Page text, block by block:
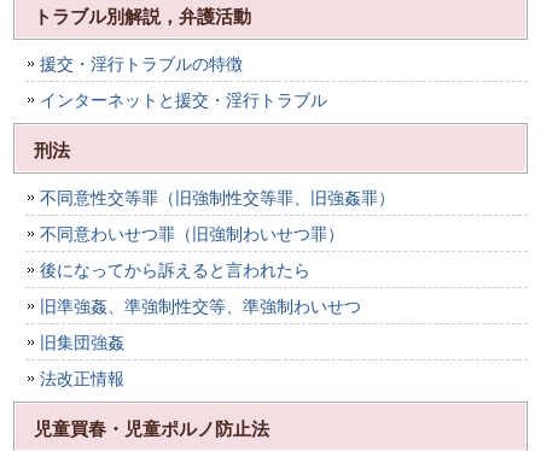
トラブル別解説，弁護活動
援交・淫行トラブルの特徴
インターネットと援交・淫行トラブル
刑法
不同意性交等罪（旧強制性交等罪、旧強姦罪）
不同意わいせつ罪（旧強制わいせつ罪）
後になってから訴えると言われたら
旧準強姦、準強制性交等、準強制わいせつ
旧集団強姦
法改正情報
児童買春・児童ポルノ防止法